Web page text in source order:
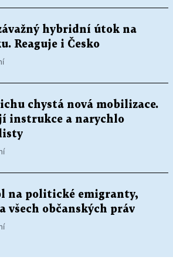
hybridní útok na
Reaguje i Česko
chystá nová mobilizace.
instrukce a narychlo
na politické emigranty,
všech občanských práv